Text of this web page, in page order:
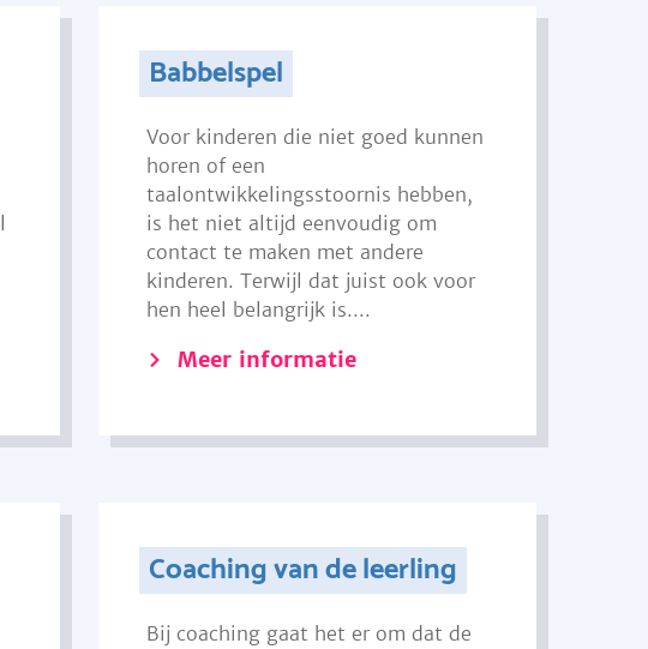
Babbelspel
Voor kinderen die niet goed kunnen
horen of een
taalontwikkelingsstoornis hebben,
is het niet altijd eenvoudig om
contact te maken met andere
kinderen. Terwijl dat juist ook voor
hen heel belangrijk is....
Meer informatie
Coaching van de leerling
Bij coaching gaat het er om dat de